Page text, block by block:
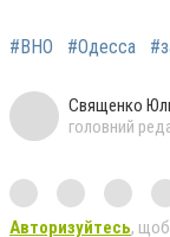
#ВНО #Одесса
Священко
головний
Авторизуйтесь, щоб